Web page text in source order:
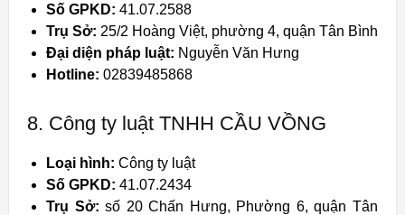
Số GPKD: 41.07.2588
Trụ Sở: 25/2 Hoàng Việt, phường 4, quận Tân Bình
Đại diện pháp luật: Nguyễn Văn Hưng
Hotline: 02839485868
8. Công ty luật TNHH CẦU VỒNG
Loại hình: Công ty luật
Số GPKD: 41.07.2434
Trụ Sở: số 20 Chấn Hưng, Phường 6, quận Tân